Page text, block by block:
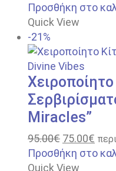
Προσθήκη στο
Quick View
-21%
Miracles”
95.00€ 75.00€
Προσθήκη στο
Quick View